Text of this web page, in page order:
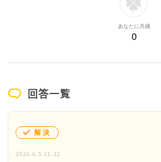
あなたに共感
0
回答一覧
解決
2026.6.5 11:32